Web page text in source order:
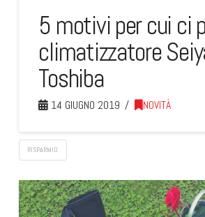
5 motivi per cui ci
climatizzatore
Toshiba
14 GIUGNO 2019 NOVITÀ
RISPARMIO